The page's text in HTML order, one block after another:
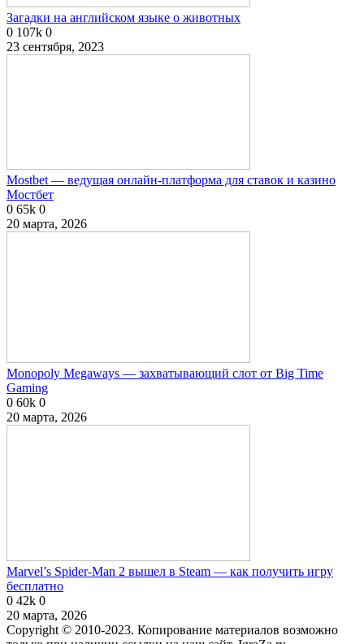
Загадки на английском языке о животных
0 107k 0
23 сентября, 2023
Mostbet — ведущая онлайн-платформа для ставок и казино
Мостбет
0 65k 0
20 марта, 2026
Monopoly Megaways — захватывающий слот от Big Time
Gaming
0 60k 0
20 марта, 2026
Marvel’s Spider-Man 2 вышел в Steam — как получить игру
бесплатно
0 42k 0
20 марта, 2026
Copyright © 2010-2023. Копирование материалов возможно